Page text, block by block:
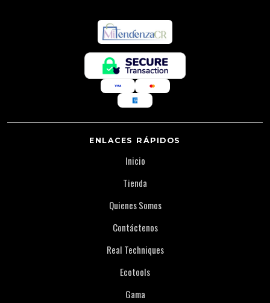
ENLACES RÁPIDOS
Inicio
Tienda
Quienes Somos
Contáctenos
Real Techniques
Ecotools
Gama